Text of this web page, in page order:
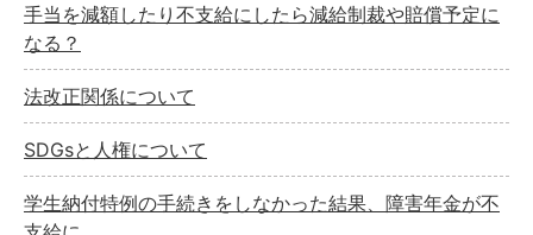
手当を減額したり不支給にしたら減給制裁や賠償予定に
なる？
法改正関係について
SDGsと人権について
学生納付特例の手続きをしなかった結果、障害年金が不